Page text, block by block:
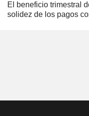
El beneficio trimestral
solidez de los pagos